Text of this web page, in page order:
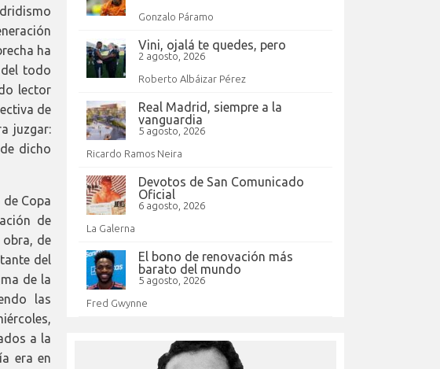
ha
todo
lector
de
juzgar:
dicho
Copa
de
de
del
de la
las
a la
era en
Gonzalo Páramo
Vini, ojalá te quedes, pero
2 agosto, 2026
Roberto Albáizar Pérez
Real Madrid, siempre a la
vanguardia
5 agosto, 2026
Ricardo Ramos Neira
Devotos de San Comunicado
Oficial
6 agosto, 2026
La Galerna
El bono de renovación más
barato del mundo
5 agosto, 2026
Fred Gwynne